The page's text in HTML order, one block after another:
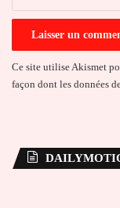
Ce site utilise Akismet
façon dont les données